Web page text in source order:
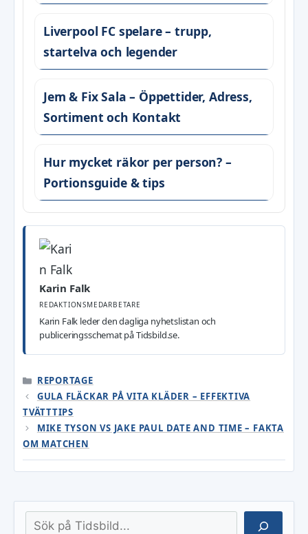
Liverpool FC spelare – trupp,
startelva och legender
Jem & Fix Sala – Öppettider, Adress,
Sortiment och Kontakt
Hur mycket räkor per person? –
Portionsguide & tips
Karin Falk
REDAKTIONSMEDARBETARE
Karin Falk leder den dagliga nyhetslistan och
publiceringsschemat på Tidsbild.se.
KATEGORIER
REPORTAGE
GULA FLÄCKAR PÅ VITA KLÄDER – EFFEKTIVA
TVÄTTTIPS
MIKE TYSON VS JAKE PAUL DATE AND TIME – FAKTA
OM MATCHEN
Sök